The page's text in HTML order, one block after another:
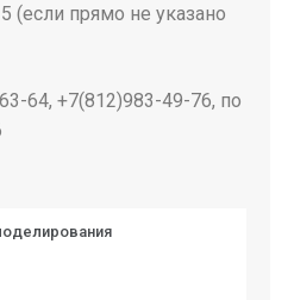
(если прямо не указано
64, +7(812)983-49-76, по